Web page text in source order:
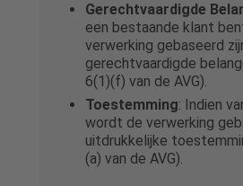
Gerechtvaardigde
een bestaande klant
verwerking gebaseerd
gerechtvaardigde
6(1)(f) van de AVG).
Toestemming: Indien
wordt de verwerking
uitdrukkelijke
(a) van de AVG).